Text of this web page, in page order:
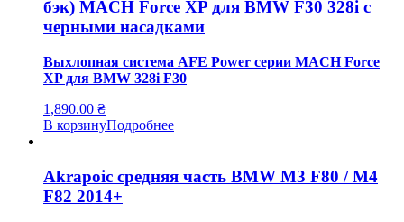
бэк) MACH Force XP для BMW F30 328i с
черными насадками
Выхлопная система AFE Power серии MACH Force
XP для BMW 328i F30
1,890.00 ₴
В корзинуПодробнее
Akrapoic средняя часть BMW M3 F80 / M4
F82 2014+